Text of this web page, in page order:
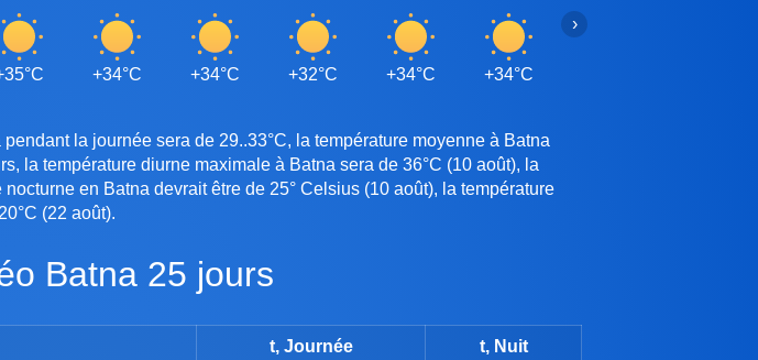
+34°C +34°C +32°C +34°C +34°C
›
la journée sera de 29..33°C, la température moyenne à Batna
la température diurne maximale à Batna sera de 36°C (10 août), la
en Batna devrait être de 25° Celsius (10 août), la température
(22 août).
Batna 25 jours
t, Journée t, Nuit